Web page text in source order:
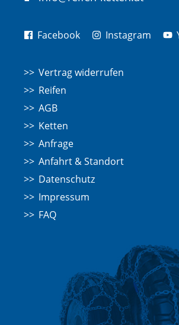
Facebook Instagram
Vertrag widerrufen
Reifen
AGB
Ketten
Anfrage
Anfahrt & Standort
Datenschutz
Impressum
FAQ